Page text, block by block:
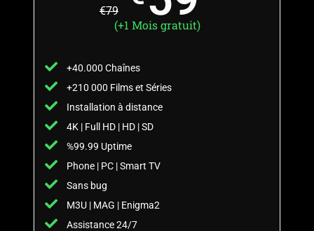
€79
(+1 Mois gratuit)
+40.000 Chaînes
+210 000 Films et Séries
Installation à distance
4K | Full HD | HD | SD
%99.99 Uptime
Phone | PC | Smart TV
Sans bug
M3U | MAG | Enigma2
Assistance 24/7